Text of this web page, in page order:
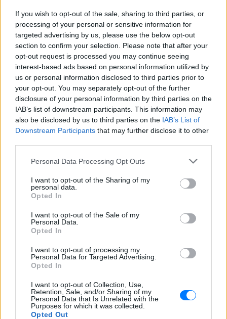
If you wish to opt-out of the sale, sharing to third parties, or
processing of your personal or sensitive information for
targeted advertising by us, please use the below opt-out
section to confirm your selection. Please note that after your
opt-out request is processed you may continue seeing
interest-based ads based on personal information utilized by
us or personal information disclosed to third parties prior to
your opt-out. You may separately opt-out of the further
disclosure of your personal information by third parties on the
IAB’s list of downstream participants. This information may
also be disclosed by us to third parties on the IAB’s List of
Downstream Participants that may further disclose it to other
Personal Data Processing Opt Outs
I want to opt-out of the Sharing of my
personal data.
Opted In
I want to opt-out of the Sale of my
Personal Data.
Opted In
I want to opt-out of processing my
Personal Data for Targeted Advertising.
Opted In
I want to opt-out of Collection, Use,
Retention, Sale, and/or Sharing of my
Personal Data that Is Unrelated with the
Purposes for which it was collected.
Opted Out
ΧΤΕΣ
Οπαδός από κούνια κυριολεκτικά στον
ΟΦΗ
Διακοπές στη Μύκονο για τη
Βάλια Χατζηθεοδώρου ‑ οι
φωτογραφίες με μαγιό στην
παραλία
ΧΤΕΣ
Μέσα από ανάρτηση στο Instagram
μοιράστηκε στιγμές από τις
καλοκαιρινές της διακοπές στο νησί των
ανέμων
H Ιωάννα Σιαμπάνη ανέβασε φωτογραφίες με
τους γιους της – Η στιγμή του θηλασμού και οι
Η πρώην παίκτρια του «My Style Rocks» και ο Τζίμης
Σταθοκωστόπουλος απέκτησαν πρόσφατα το δεύτερο
παιδί τους
Στέφανος Τσιτσιπάς: Αγκαλιά